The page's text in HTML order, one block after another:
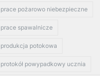
prace pożarowo niebezpieczne
prace spawalnicze
produkcja potokowa
protokół powypadkowy ucznia